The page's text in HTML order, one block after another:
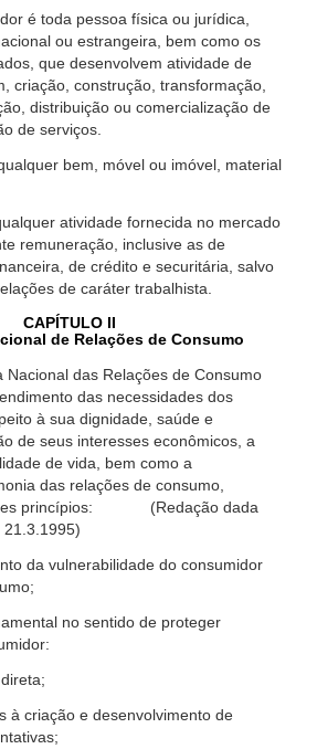
é toda pessoa física ou jurídica,
ou estrangeira, bem como os
que desenvolvem atividade de
criação, construção, transformação,
distribuição ou comercialização de
de serviços.
bem, móvel ou imóvel, material
atividade fornecida no mercado
remuneração, inclusive as de
de crédito e securitária, salvo
de caráter trabalhista.
CAPÍTULO II
de Relações de Consumo
Nacional das Relações de Consumo
das necessidades dos
à sua dignidade, saúde e
de seus interesses econômicos, a
de vida, bem como a
das relações de consumo,
princípios: (Redação dada
21.3.1995)
da vulnerabilidade do consumidor
no sentido de proteger
criação e desenvolvimento de